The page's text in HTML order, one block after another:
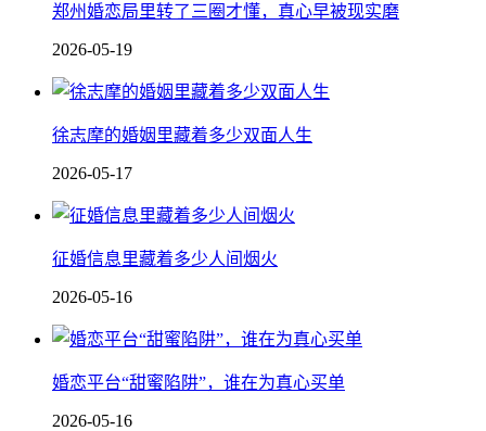
郑州婚恋局里转了三圈才懂，真心早被现实磨
2026-05-19
徐志摩的婚姻里藏着多少双面人生
2026-05-17
征婚信息里藏着多少人间烟火
2026-05-16
婚恋平台“甜蜜陷阱”，谁在为真心买单
2026-05-16